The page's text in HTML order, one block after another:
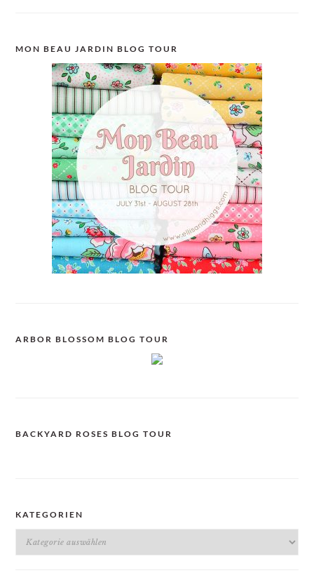
MON BEAU JARDIN BLOG TOUR
ARBOR BLOSSOM BLOG TOUR
BACKYARD ROSES BLOG TOUR
KATEGORIEN
Kategorien